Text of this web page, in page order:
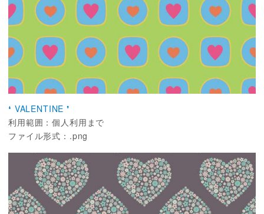
❛ VALENTINE ❜
利用範囲：個人利用まで
ファイル形式：.png